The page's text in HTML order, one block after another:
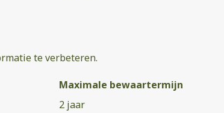
te verbeteren.
Maximale bewaartermijn
2 jaar